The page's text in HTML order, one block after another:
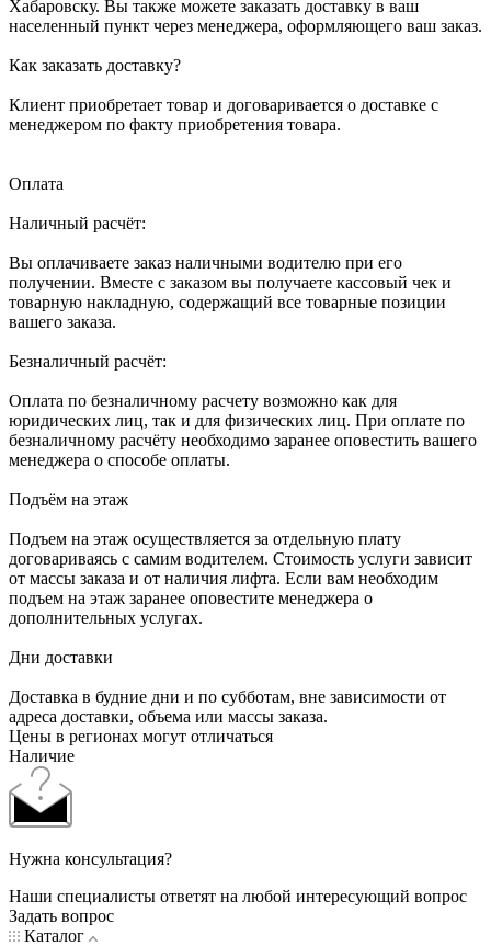
Хабаровску. Вы также можете заказать доставку в ваш
населенный пункт через менеджера, оформляющего ваш заказ.
Как заказать доставку?
Клиент приобретает товар и договаривается о доставке с
менеджером по факту приобретения товара.
Оплата
Наличный расчёт:
Вы оплачиваете заказ наличными водителю при его
получении. Вместе с заказом вы получаете кассовый чек и
товарную накладную, содержащий все товарные позиции
вашего заказа.
Безналичный расчёт:
Оплата по безналичному расчету возможно как для
юридических лиц, так и для физических лиц. При оплате по
безналичному расчёту необходимо заранее оповестить вашего
менеджера о способе оплаты.
Подъём на этаж
Подъем на этаж осуществляется за отдельную плату
договариваясь с самим водителем. Стоимость услуги зависит
от массы заказа и от наличия лифта. Если вам необходим
подъем на этаж заранее оповестите менеджера о
дополнительных услугах.
Дни доставки
Доставка в будние дни и по субботам, вне зависимости от
адреса доставки, объема или массы заказа.
Цены в регионах могут отличаться
Наличие
Нужна консультация?
Наши специалисты ответят на любой интересующий вопрос
Задать вопрос
Каталог